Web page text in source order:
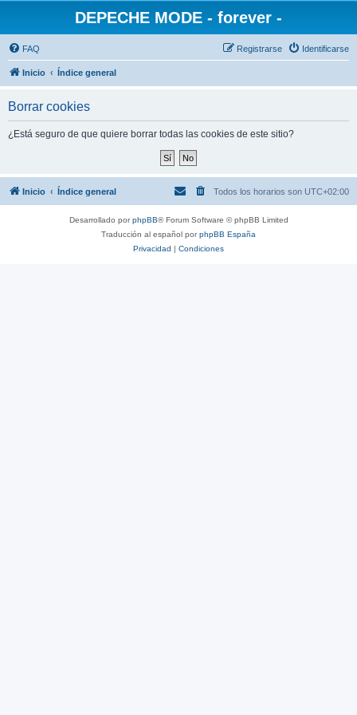
DEPECHE MODE - forever -
FAQ Identificarse
Registrarse
Inicio Índice general
Borrar cookies
¿Está seguro de que quiere borrar todas las cookies de este sitio?
Inicio Índice general Todos los horarios son UTC+02:00
Desarrollado porphpBB® Forum Software © phpBB Limited
Traducción al español porphpBB España
Privacidad | Condiciones